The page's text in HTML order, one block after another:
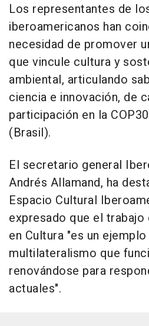
Los representantes de
iberoamericanos han
necesidad de promover
que vincule cultura y
ambiental, articulando
ciencia e innovación, de
participación en la
(Brasil).
El secretario general
Andrés Allamand, ha
Espacio Cultural
expresado que el trabajo
en Cultura "es un ejemplo
multilateralismo que
renovándose para
actuales".